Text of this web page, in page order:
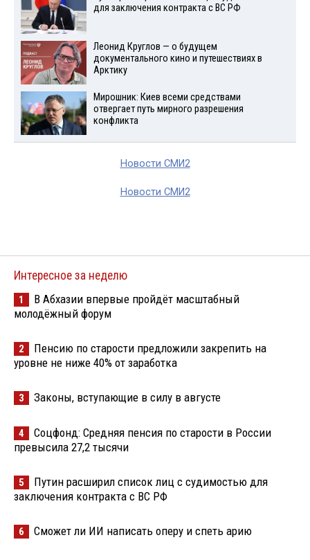
для заключения контракта с ВС РФ
Леонид Круглов — о будущем
документального кино и путешествиях в
Арктику
Мирошник: Киев всеми средствами
отвергает путь мирного разрешения
конфликта
Новости СМИ2
Новости СМИ2
Интересное за неделю
1
В Абхазии впервые пройдёт масштабный
молодёжный форум
2
Пенсию по старости предложили закрепить на
уровне не ниже 40% от заработка
3 Законы, вступающие в силу в августе
4
Соцфонд: Средняя пенсия по старости в России
превысила 27,2 тысячи
5
Путин расширил список лиц с судимостью для
заключения контракта с ВС РФ
6 Сможет ли ИИ написать оперу и спеть арию